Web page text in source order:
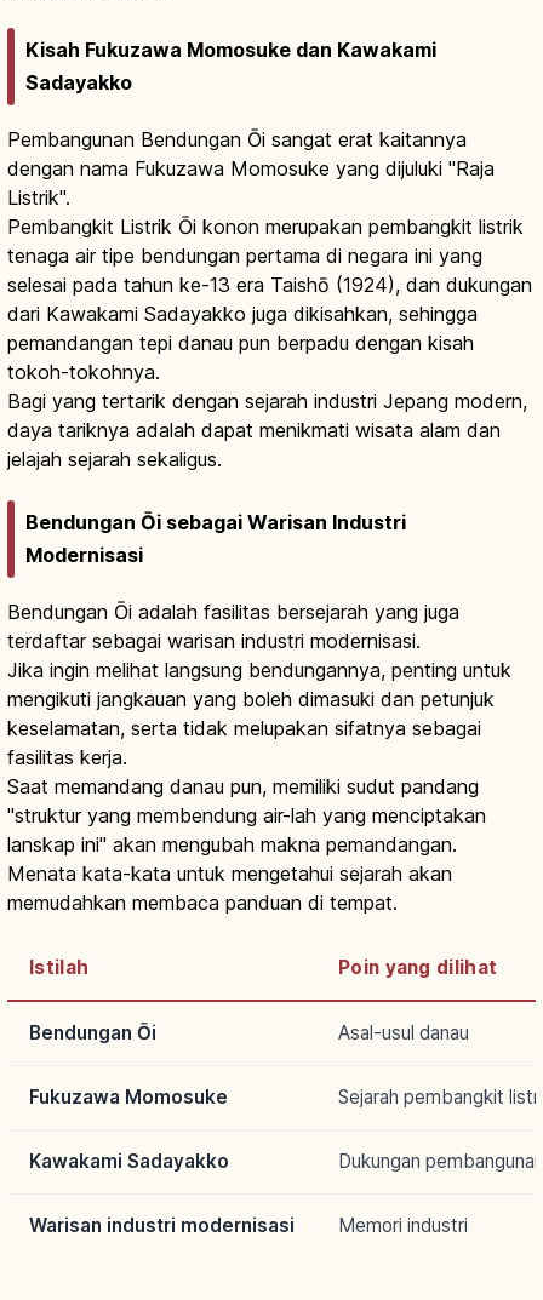
Kisah Fukuzawa Momosuke dan Kawakami
Sadayakko
Pembangunan Bendungan Ōi sangat erat kaitannya
dengan nama Fukuzawa Momosuke yang dijuluki "Raja
Listrik".
Pembangkit Listrik Ōi konon merupakan pembangkit listrik
tenaga air tipe bendungan pertama di negara ini yang
selesai pada tahun ke-13 era Taishō (1924), dan dukungan
dari Kawakami Sadayakko juga dikisahkan, sehingga
pemandangan tepi danau pun berpadu dengan kisah
tokoh-tokohnya.
Bagi yang tertarik dengan sejarah industri Jepang modern,
daya tariknya adalah dapat menikmati wisata alam dan
jelajah sejarah sekaligus.
Bendungan Ōi sebagai Warisan Industri
Modernisasi
Bendungan Ōi adalah fasilitas bersejarah yang juga
terdaftar sebagai warisan industri modernisasi.
Jika ingin melihat langsung bendungannya, penting untuk
mengikuti jangkauan yang boleh dimasuki dan petunjuk
keselamatan, serta tidak melupakan sifatnya sebagai
fasilitas kerja.
Saat memandang danau pun, memiliki sudut pandang
"struktur yang membendung air-lah yang menciptakan
lanskap ini" akan mengubah makna pemandangan.
Menata kata-kata untuk mengetahui sejarah akan
memudahkan membaca panduan di tempat.
Istilah Poin yang dilihat
Bendungan Ōi Asal-usul danau
Fukuzawa Momosuke Sejarah pembangkit
Kawakami Sadayakko Dukungan pembangunan
Warisan industri modernisasi Memori industri